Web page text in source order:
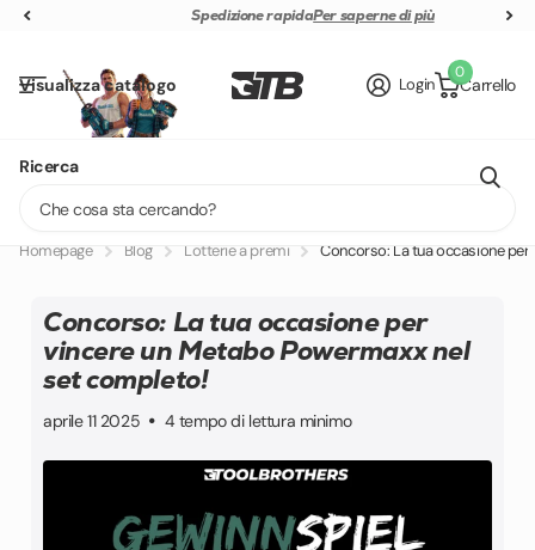
Spedizione rapidaPer saperne di più
Spedizione rapida
Visualizza catalogo
Ricerca
Login Carrello
0
+40 weitere Marken
Homepage Blog Lotterie a premi Concorso: La tua occasione
Concorso: La tua occasione per
vincere un Metabo Powermaxx nel
set completo!
aprile 11 2025 4 tempo di lettura minimo